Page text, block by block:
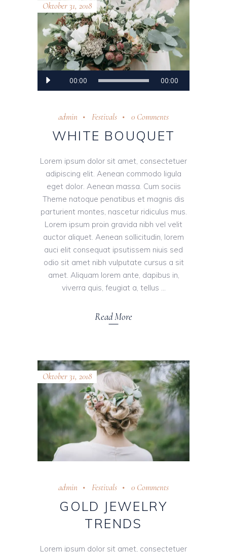
Oktober 31, 2018
Audio-
Player
00:00 00:00
admin Festivals 0 Comments
WHITE BOUQUET
Lorem ipsum dolor sit amet, consectetuer
adipiscing elit. Aenean commodo ligula
eget dolor. Aenean massa. Cum sociis
Theme natoque penatibus et magnis dis
parturient montes, nascetur ridiculus mus.
Lorem ipsum proin gravida nibh vel velit
auctor aliquet. Aenean sollicitudin, lorem
auci elit consequat ipsutissem niuis sed
odio sit amet nibh vulputate cursus a sit
amet. Aliquam lorem ante, dapibus in,
viverra quis, feugiat a, tellus
Read More
Oktober 31, 2018
admin Festivals 0 Comments
GOLD JEWELRY
TRENDS
Lorem ipsum dolor sit amet, consectetuer